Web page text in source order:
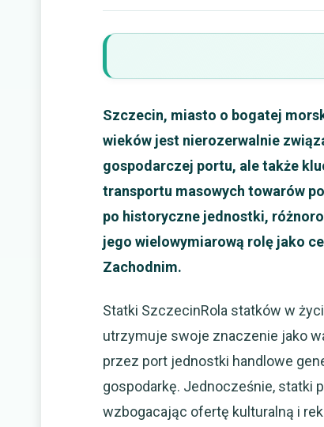
Szczecin, miasto o bogatej
wieków jest nierozerwalnie
gospodarczej portu, ale także
transportu masowych towarów
po historyczne jednostki,
jego wielowymiarową rolę jako
Zachodnim.
Statki SzczecinRola statków w
utrzymuje swoje znaczenie jako
przez port jednostki handlowe
gospodarkę. Jednocześnie, statki
wzbogacając ofertę kulturalną i